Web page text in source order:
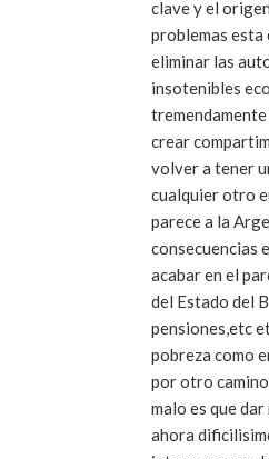
clave y el
problemas esta
eliminar las
insotenibles
crear
volver a tener
cualquier otro
parece a la
consecuencias en que podemos
acabar en el
del Estado del
pensiones,etc
pobreza como
por otro
malo es que dar marcha atras es
ahora dificilisimo porque